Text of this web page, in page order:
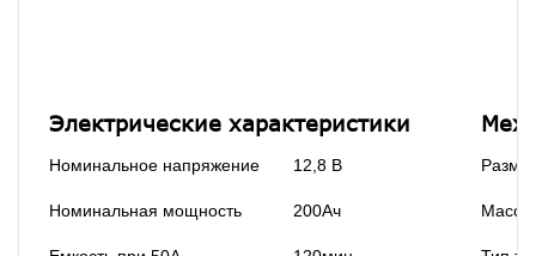
Электрические характеристики
Номинальное напряжение 12,8 В
Номинальная мощность 200Ач Масса